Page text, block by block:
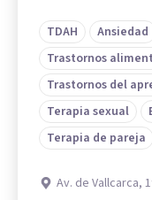
TDAH Ansiedad
Trastornos
Trastornos del
Terapia sexual
Terapia de pareja
Av. de Vallcarca,